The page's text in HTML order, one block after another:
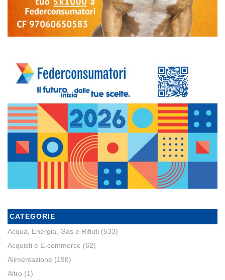
CATEGORIE
Acqua, Energia, Gas e Rifiuti (533)
Acquisti e E-commerce (62)
Alimentazione (198)
Altro (1)